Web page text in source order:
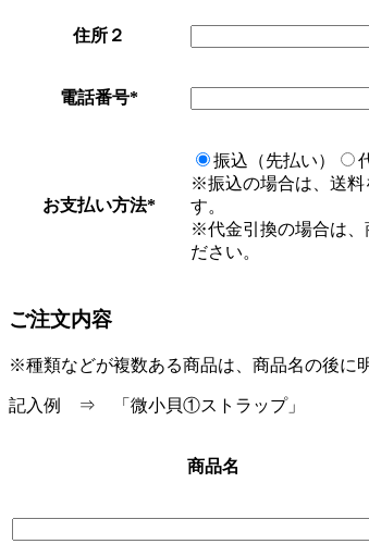
住所２
電話番号*
お支払い方法*
振込（先払い）
※振込の場合は、送
す。
※代金引換の場合は、
ださい。
ご注文内容
※種類などが複数ある商品は、商品名の後に
記入例 ⇒ 「微小貝①ストラップ」
商品名